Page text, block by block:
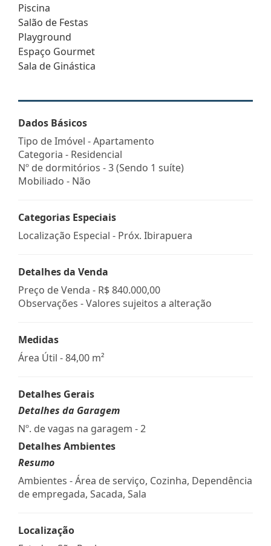
Piscina
Salão de Festas
Playground
Espaço Gourmet
Sala de Ginástica
Dados Básicos
Tipo de Imóvel - Apartamento
Categoria - Residencial
Nº de dormitórios - 3 (Sendo 1 suíte)
Mobiliado - Não
Categorias Especiais
Localização Especial - Próx. Ibirapuera
Detalhes da Venda
Preço de Venda - R$ 840.000,00
Observações - Valores sujeitos a alteração
Medidas
Área Útil - 84,00 m²
Detalhes Gerais
Detalhes da Garagem
Nº. de vagas na garagem - 2
Detalhes Ambientes
Resumo
Ambientes - Área de serviço, Cozinha, Dependência
de empregada, Sacada, Sala
Localização